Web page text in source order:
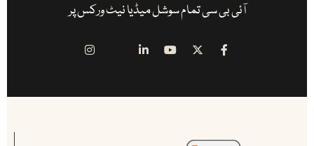
آئی بی سی تمام سوشل میڈیا نیٹ ورکس پر